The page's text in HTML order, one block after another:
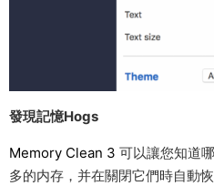
發現記憶Hogs
Memory Clean 3 可以讓您知道
多的内存，并在關閉它們時自動恢